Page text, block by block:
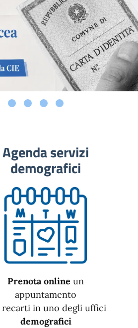
Agenda servizi
demografici
Prenota online un
appuntamento
in uno degli uffici
demografici